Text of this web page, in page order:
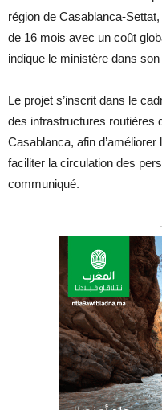
région de Casablanca-
de 16 mois avec un coût
indique le ministère dans
Le projet s’inscrit dans le
des infrastructures routières
Casablanca, afin
faciliter la circulation des
communiqué.